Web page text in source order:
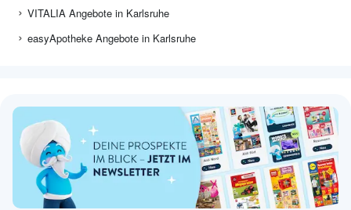
VITALIA Angebote in Karlsruhe
easyApotheke Angebote in Karlsruhe